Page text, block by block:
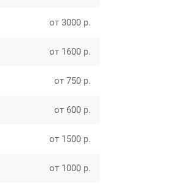
от 3000 р.
от 1600 р.
от 750 р.
от 600 р.
от 1500 р.
от 1000 р.